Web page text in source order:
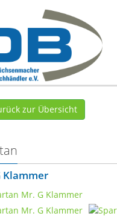
zur Übersicht
Klammer